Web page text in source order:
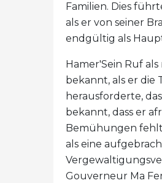
Familien. Dies
als er von seiner
endgültig als
Hamer'Sein Ruf
bekannt, als er die
herausforderte,
bekannt, dass er
Bemühungen
als eine
Gouverneur Ma